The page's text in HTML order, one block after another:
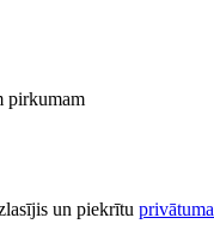
pirkumam
un piekrītu